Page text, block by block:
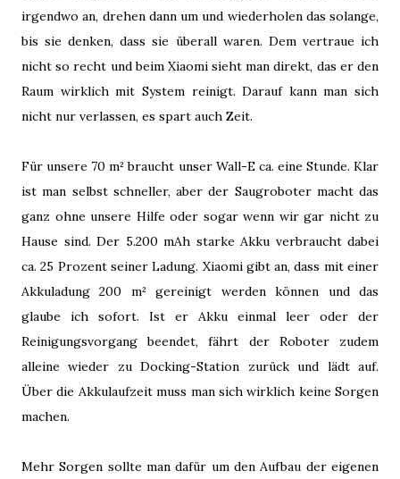
irgendwo an, drehen dann um und wiederholen das solange,
bis sie denken, dass sie überall waren. Dem vertraue ich
nicht so recht und beim Xiaomi sieht man direkt, das er den
Raum wirklich mit System reinigt. Darauf kann man sich
nicht nur verlassen, es spart auch Zeit.
Für unsere 70 m² braucht unser Wall-E ca. eine Stunde. Klar
ist man selbst schneller, aber der Saugroboter macht das
ganz ohne unsere Hilfe oder sogar wenn wir gar nicht zu
Hause sind. Der 5.200 mAh starke Akku verbraucht dabei
ca. 25 Prozent seiner Ladung. Xiaomi gibt an, dass mit einer
Akkuladung 200 m² gereinigt werden können und das
glaube ich sofort. Ist er Akku einmal leer oder der
Reinigungsvorgang beendet, fährt der Roboter zudem
alleine wieder zu Docking-Station zurück und lädt auf.
Über die Akkulaufzeit muss man sich wirklich keine Sorgen
machen.
Mehr Sorgen sollte man dafür um den Aufbau der eigenen